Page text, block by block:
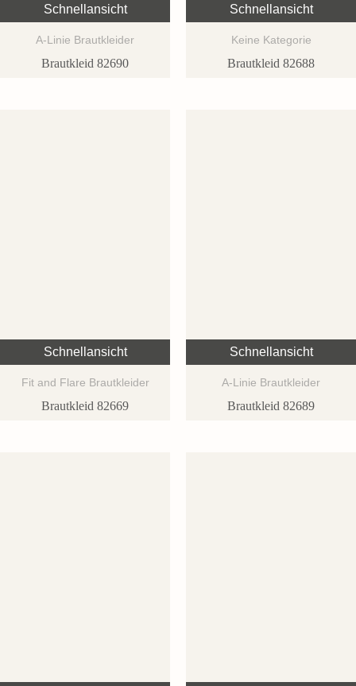
Schnellansicht
A-Linie Brautkleider
Brautkleid 82690
Schnellansicht
Keine Kategorie
Brautkleid 82688
Schnellansicht
Fit and Flare Brautkleider
Brautkleid 82669
Schnellansicht
A-Linie Brautkleider
Brautkleid 82689